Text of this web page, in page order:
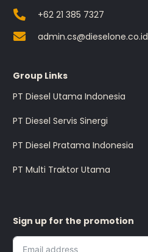
+62 21 385 7327
admin.cs@dieselone.co.id
Group Links
PT Diesel Utama Indonesia
PT Diesel Servis Sinergi
PT Diesel Pratama Indonesia
PT Multi Traktor Utama
Sign up for the promotion